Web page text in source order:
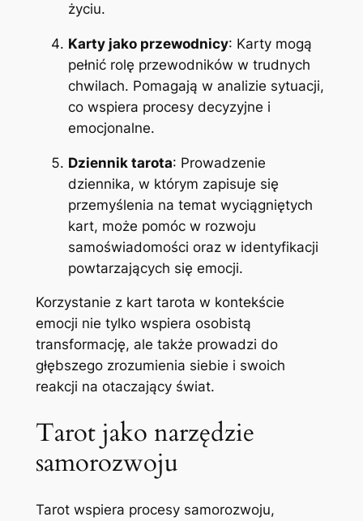
życiu.
Karty jako przewodnicy: Karty mogą
pełnić rolę przewodników w trudnych
chwilach. Pomagają w analizie sytuacji,
co wspiera procesy decyzyjne i
emocjonalne.
Dziennik tarota: Prowadzenie
dziennika, w którym zapisuje się
przemyślenia na temat wyciągniętych
kart, może pomóc w rozwoju
samoświadomości oraz w identyfikacji
powtarzających się emocji.
Korzystanie z kart tarota w kontekście
emocji nie tylko wspiera osobistą
transformację, ale także prowadzi do
głębszego zrozumienia siebie i swoich
reakcji na otaczający świat.
Tarot jako narzędzie
samorozwoju
Tarot wspiera procesy samorozwoju,